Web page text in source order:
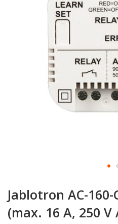
Anfang
der
Bildgalerie
springen
Jablotron AC-
(max. 16 A, 250 V